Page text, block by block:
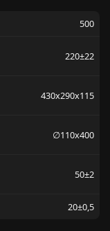
500
220±22
430х290х115
∅110х400
50±2
20±0,5